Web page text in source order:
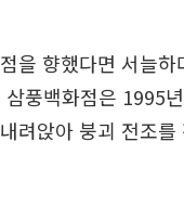
을 향했다면 서늘
풍백화점은 1995
려앉아 붕괴 전조